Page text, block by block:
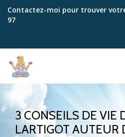
Aller
Contactez-moi pour trouver
97
3 CONSEILS DE VIE
LARTIGOT AUTEUR